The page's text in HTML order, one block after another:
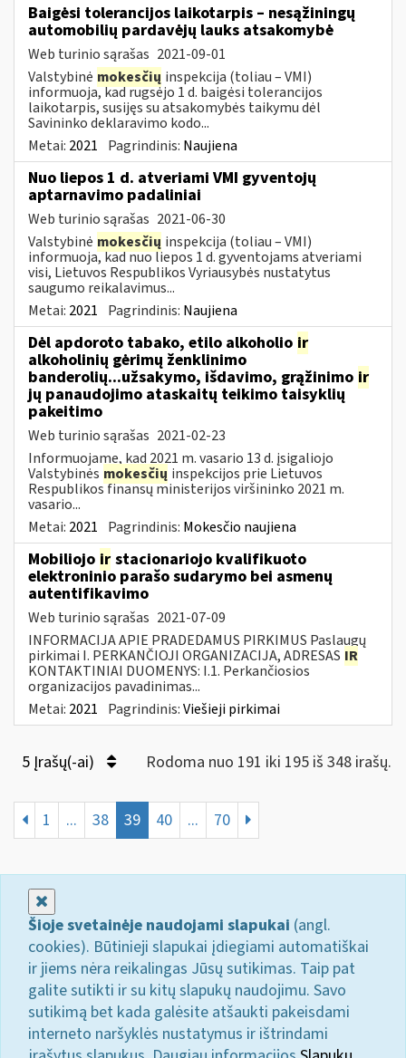
Baigėsi tolerancijos laikotarpis – nesąžiningų
automobilių pardavėjų lauks atsakomybė
Web turinio sąrašas 2021-09-01
Valstybinė mokesčių inspekcija (toliau – VMI)
informuoja, kad rugsėjo 1 d. baigėsi tolerancijos
laikotarpis, susijęs su atsakomybės taikymu dėl
Savininko deklaravimo kodo...
Metai: 2021 Pagrindinis: Naujiena
Nuo liepos 1 d. atveriami VMI gyventojų
aptarnavimo padaliniai
Web turinio sąrašas 2021-06-30
Valstybinė mokesčių inspekcija (toliau – VMI)
informuoja, kad nuo liepos 1 d. gyventojams atveriami
visi, Lietuvos Respublikos Vyriausybės nustatytus
saugumo reikalavimus...
Metai: 2021 Pagrindinis: Naujiena
Dėl apdoroto tabako, etilo alkoholio ir
alkoholinių gėrimų ženklinimo
banderolių...užsakymo, išdavimo, grąžinimo ir
jų panaudojimo ataskaitų teikimo taisyklių
pakeitimo
Web turinio sąrašas 2021-02-23
Informuojame, kad 2021 m. vasario 13 d. įsigaliojo
Valstybinės mokesčių inspekcijos prie Lietuvos
Respublikos finansų ministerijos viršininko 2021 m.
vasario...
Metai: 2021 Pagrindinis: Mokesčio naujiena
Mobiliojo ir stacionariojo kvalifikuoto
elektroninio parašo sudarymo bei asmenų
autentifikavimo
Web turinio sąrašas 2021-07-09
INFORMACIJA APIE PRADEDAMUS PIRKIMUS Paslaugų
pirkimai I. PERKANČIOJI ORGANIZACIJA, ADRESAS IR
KONTAKTINIAI DUOMENYS: I.1. Perkančiosios
organizacijos pavadinimas...
Metai: 2021 Pagrindinis:Viešieji pirkimai
5 Įrašų(-ai) Rodoma nuo 191 iki 195 iš 348 irašų.
1 ... 38 39 40 ... 70
Šioje svetainėje naudojami slapukai (angl.
cookies). Būtinieji slapukai įdiegiami automatiškai
ir jiems nėra reikalingas Jūsų sutikimas. Taip pat
galite sutikti ir su kitų slapukų naudojimu. Savo
sutikimą bet kada galėsite atšaukti pakeisdami
interneto naršyklės nustatymus ir ištrindami